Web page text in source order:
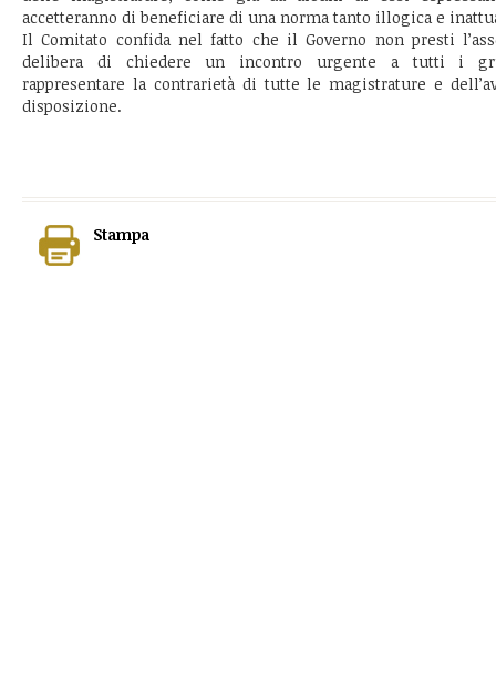
accetteranno di beneficiare di una norma tanto illogica e
Il Comitato confida nel fatto che il Governo non presti
delibera di chiedere un incontro urgente a tutti i
rappresentare la contrarietà di tutte le magistrature e
disposizione.
Stampa